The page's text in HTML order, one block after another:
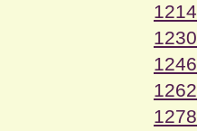
1214
1230
1246
1262
1278